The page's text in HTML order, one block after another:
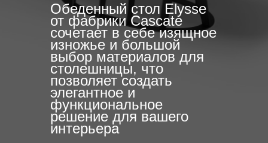
Обеденный стол Elysse
от фабрики Cascate
сочетает в себе изящное
изножье и большой
выбор материалов для
столешницы, что
позволяет создать
элегантное и
функциональное
решение для вашего
интерьера